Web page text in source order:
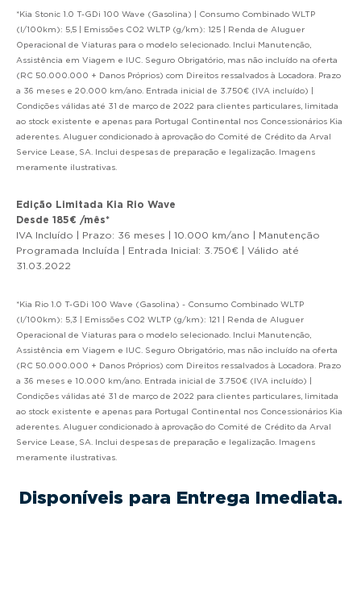
*Kia Stonic 1.0 T-GDi 100 Wave (Gasolina) | Consumo Combinado WLTP
(l/100km): 5,5 | Emissões CO2 WLTP (g/km): 125 | Renda de Aluguer
Operacional de Viaturas para o modelo selecionado. Inclui Manutenção,
Assistência em Viagem e IUC. Seguro Obrigatório, mas não incluído na oferta
(RC 50.000.000 + Danos Próprios) com Direitos ressalvados à Locadora. Prazo
a 36 meses e 20.000 km/ano. Entrada inicial de 3.750€ (IVA incluído) |
Condições válidas até 31 de março de 2022 para clientes particulares, limitada
ao stock existente e apenas para Portugal Continental nos Concessionários Kia
aderentes. Aluguer condicionado à aprovação do Comité de Crédito da Arval
Service Lease, SA. Inclui despesas de preparação e legalização. Imagens
meramente ilustrativas.
Edição Limitada Kia Rio Wave
Desde 185€ /mês*
IVA Incluído | Prazo: 36 meses | 10.000 km/ano | Manutenção
Programada Incluída | Entrada Inicial: 3.750€ | Válido até
31.03.2022
*Kia Rio 1.0 T-GDi 100 Wave (Gasolina) - Consumo Combinado WLTP
(l/100km): 5,3 | Emissões CO2 WLTP (g/km): 121 | Renda de Aluguer
Operacional de Viaturas para o modelo selecionado. Inclui Manutenção,
Assistência em Viagem e IUC. Seguro Obrigatório, mas não incluído na oferta
(RC 50.000.000 + Danos Próprios) com Direitos ressalvados à Locadora. Prazo
a 36 meses e 10.000 km/ano. Entrada inicial de 3.750€ (IVA incluído) |
Condições válidas até 31 de março de 2022 para clientes particulares, limitada
ao stock existente e apenas para Portugal Continental nos Concessionários Kia
aderentes. Aluguer condicionado à aprovação do Comité de Crédito da Arval
Service Lease, SA. Inclui despesas de preparação e legalização. Imagens
meramente ilustrativas.
Disponíveis para Entrega Imediata.